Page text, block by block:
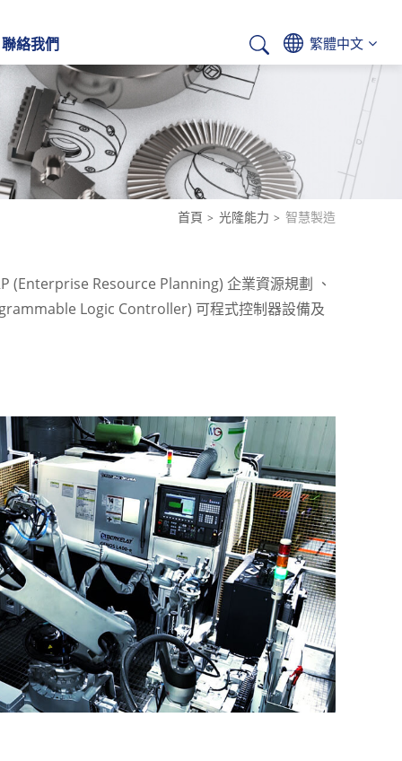
聯絡我們 繁體中文
首頁 光隆能力 智慧製造
(Enterprise Resource Planning) 企業資源規劃 、
Logic Controller) 可程式控制器設備及
Deutsch